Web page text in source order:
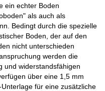
ein echter Boden
als auch als
Bedingt durch die spezielle
Boden, der auf den
nicht unterschieden
werden die
und widerstandsfähigen
über eine 1,5 mm
für eine zusätzliche